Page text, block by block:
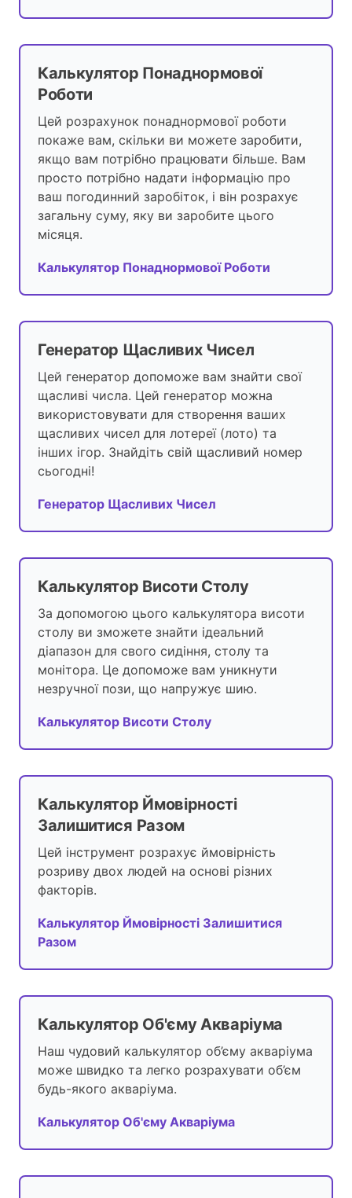
Калькулятор Понаднормової
Роботи
Цей розрахунок понаднормової роботи
покаже вам, скільки ви можете заробити,
якщо вам потрібно працювати більше. Вам
просто потрібно надати інформацію про
ваш погодинний заробіток, і він розрахує
загальну суму, яку ви заробите цього
місяця.
Калькулятор Понаднормової Роботи
Генератор Щасливих Чисел
Цей генератор допоможе вам знайти свої
щасливі числа. Цей генератор можна
використовувати для створення ваших
щасливих чисел для лотереї (лото) та
інших ігор. Знайдіть свій щасливий номер
сьогодні!
Генератор Щасливих Чисел
Калькулятор Висоти Столу
За допомогою цього калькулятора висоти
столу ви зможете знайти ідеальний
діапазон для свого сидіння, столу та
монітора. Це допоможе вам уникнути
незручної пози, що напружує шию.
Калькулятор Висоти Столу
Калькулятор Ймовірності
Залишитися Разом
Цей інструмент розрахує ймовірність
розриву двох людей на основі різних
факторів.
Калькулятор Ймовірності Залишитися
Разом
Калькулятор Об'єму Акваріума
Наш чудовий калькулятор об’єму акваріума
може швидко та легко розрахувати об’єм
будь-якого акваріума.
Калькулятор Об'єму Акваріума